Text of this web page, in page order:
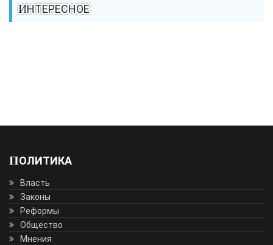
ИНТЕРЕСНОЕ
ПОЛИТИКА
Власть
Законы
Реформы
Общество
Мнения